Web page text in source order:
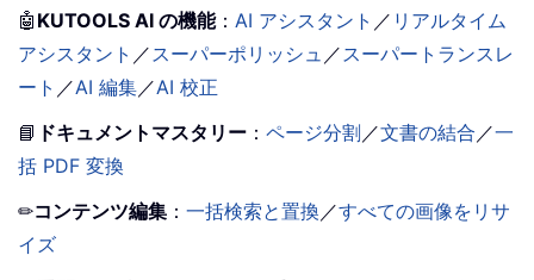
🤖 KUTOOLS AI の機能： AI アシスタント ／ リアルタイム
アシスタント ／ スーパーポリッシュ ／ スーパートランスレ
ート ／AI 編集／AI 校正
📘 ドキュメントマスタリー ： ページ分割 ／文書の結合 ／一
括 PDF 変換
✏コンテンツ編集 ： 一括検索と置換 ／すべての画像をリサ
イズ